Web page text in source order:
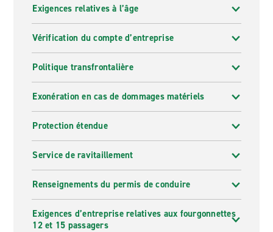
Exigences relatives à l’âge
Vérification du compte d’entreprise
Politique transfrontalière
Exonération en cas de dommages matériels
Protection étendue
Service de ravitaillement
Renseignements du permis de conduire
Exigences d’entreprise relatives aux fourgonnettes
12 et 15 passagers